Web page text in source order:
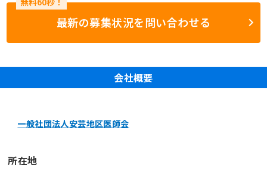
最新の募集状況を問い合わせる
会社概要
一般社団法人安芸地区医師会
所在地